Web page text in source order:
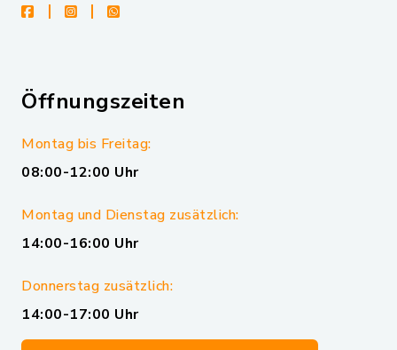
facebookinstagramwhatsapp
Öffnungszeiten
Montag bis Freitag:
08:00-12:00 Uhr
Montag und Dienstag zusätzlich:
14:00-16:00 Uhr
Donnerstag zusätzlich:
14:00-17:00 Uhr